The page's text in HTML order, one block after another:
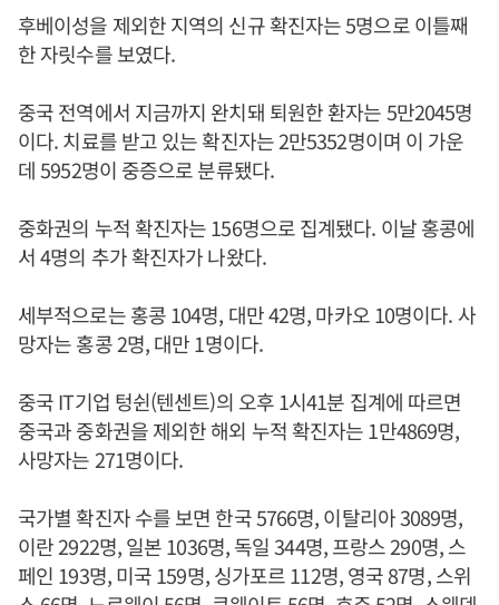
후베이성을 제외한 지역의 신규 확진자는 5명으로 이틀째
한 자릿수를 보였다.
중국 전역에서 지금까지 완치돼 퇴원한 환자는 5만2045명
이다. 치료를 받고 있는 확진자는 2만5352명이며 이 가운
데 5952명이 중증으로 분류됐다.
중화권의 누적 확진자는 156명으로 집계됐다. 이날 홍콩에
서 4명의 추가 확진자가 나왔다.
세부적으로는 홍콩 104명, 대만 42명, 마카오 10명이다. 사
망자는 홍콩 2명, 대만 1명이다.
중국 IT기업 텅쉰(텐센트)의 오후 1시41분 집계에 따르면
중국과 중화권을 제외한 해외 누적 확진자는 1만4869명,
사망자는 271명이다.
국가별 확진자 수를 보면 한국 5766명, 이탈리아 3089명,
이란 2922명, 일본 1036명, 독일 344명, 프랑스 290명, 스
페인 193명, 미국 159명, 싱가포르 112명, 영국 87명, 스위